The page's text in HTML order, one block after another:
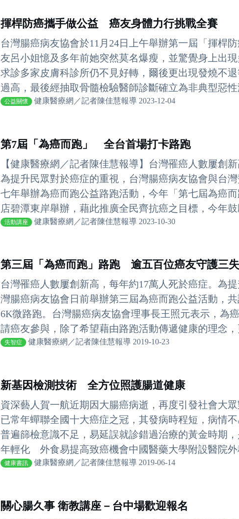
揮桿防癌攜手做公益 癌友身體力行挑戰全賽
台灣腸癌病友協會於11月24日上午舉辦第一屆「揮桿
友呂小姐憶及多年前她突然莫名爆瘦，並驚覺身上出
求診多家皮膚科診所仍不見好轉，爾後更出現發燒不
過高，最後經抽取骨髓檢驗醫師診斷確立為非典型惡
公益關懷 健康醫療網／記者陳佳慧報導 2023-12-04
第7屆「為癌而跑」 全台首場打卡路跑
【健康醫療網／記者陳佳慧報導】台灣罹癌人數屢創
為提升民眾對於癌症的重視，台灣腸癌病友協會與台
七年舉辦為癌而跑公益路跑活動，今年「第七屆為癌
店碧潭東岸舉辦，藉此推廣全民齊抗癌之目標，今年
活動講座 健康醫療網／記者陳佳慧報導 2023-10-30
第三屆「為癌而跑」路跑 逾五百位癌友守護三
台灣罹癌人數屢創新高，每年約17萬人死於癌症。為
灣腸癌病友協會日前舉辦第三屆為癌而跑公益活動，
6K微路跑。台灣腸癌病友協會理事長王照元表示，為
請癌友參與，除了希望藉由路跑活動傳遞健康的理念
失智症 健康醫療網／記者陳佳慧報導 2019-10-23
新基因檢測技術 全方位照護腸道健康
資深藝人賀一航近期因大腸癌病逝，再度引發社會大
已常年蟬聯全國十大癌症之冠，其發病時程短，病情
普遍篩檢意識不足，易延誤就診錯過治療的黃金時期
年輕化 外食易提高致癌機會中國醫藥大學附設醫院外
健康書訊 健康醫療網／記者陳佳慧報導 2019-06-14
關心腸久事 衛教講座－台中場歡迎報名